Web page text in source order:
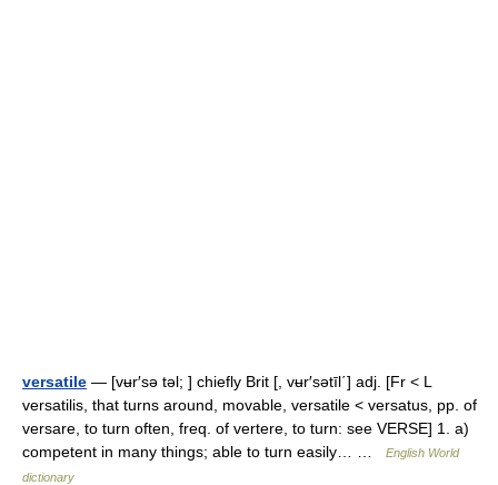
versatile — [vʉr′sə təl; ] chiefly Brit [, vʉr′sətīl΄] adj. [Fr < L
versatilis, that turns around, movable, versatile < versatus, pp. of
versare, to turn often, freq. of vertere, to turn: see VERSE] 1. a)
competent in many things; able to turn easily… …
English World
dictionary